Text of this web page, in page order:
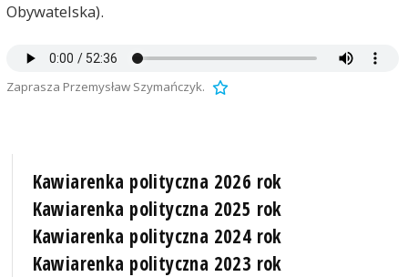
Obywatelska).
Zaprasza Przemysław Szymańczyk.
Kawiarenka polityczna 2026 rok
Kawiarenka polityczna 2025 rok
Kawiarenka polityczna 2024 rok
Kawiarenka polityczna 2023 rok